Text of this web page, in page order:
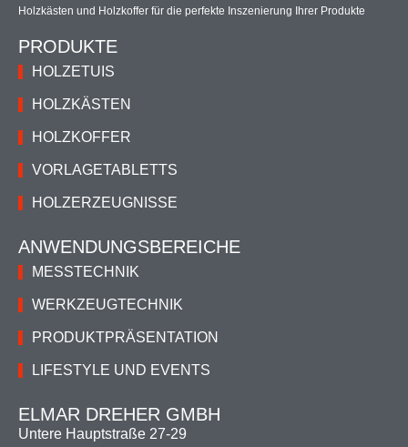
Holzkästen und Holzkoffer für die perfekte Inszenierung Ihrer Produkte
PRODUKTE
HOLZETUIS
HOLZKÄSTEN
HOLZKOFFER
VORLAGETABLETTS
HOLZERZEUGNISSE
ANWENDUNGSBEREICHE
MESSTECHNIK
WERKZEUGTECHNIK
PRODUKTPRÄSENTATION
LIFESTYLE UND EVENTS
ELMAR DREHER GMBH
Untere Hauptstraße 27-29